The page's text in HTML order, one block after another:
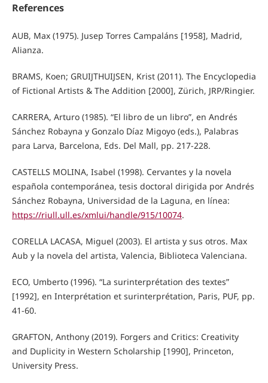
References
AUB, Max (1975). Jusep Torres Campaláns [1958], Madrid,
Alianza.
BRAMS, Koen; GRUIJTHUIJSEN, Krist (2011). The Encyclopedia
of Fictional Artists & The Addition [2000], Zürich, JRP/Ringier.
CARRERA, Arturo (1985). “El libro de un libro”, en Andrés
Sánchez Robayna y Gonzalo Díaz Migoyo (eds.), Palabras
para Larva, Barcelona, Eds. Del Mall, pp. 217-228.
CASTELLS MOLINA, Isabel (1998). Cervantes y la novela
española contemporánea, tesis doctoral dirigida por Andrés
Sánchez Robayna, Universidad de la Laguna, en línea:
https://riull.ull.es/xmlui/handle/915/10074.
CORELLA LACASA, Miguel (2003). El artista y sus otros. Max
Aub y la novela del artista, Valencia, Biblioteca Valenciana.
ECO, Umberto (1996). “La surinterprétation des textes”
[1992], en Interprétation et surinterprétation, Paris, PUF, pp.
41-60.
GRAFTON, Anthony (2019). Forgers and Critics: Creativity
and Duplicity in Western Scholarship [1990], Princeton,
University Press.